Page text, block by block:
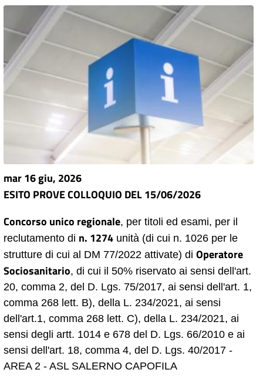
mar 16 giu, 2026
ESITO PROVE COLLOQUIO DEL 15/06/2026
Concorso unico regionale, per titoli ed esami, per il
reclutamento di n. 1274 unità (di cui n. 1026 per le
strutture di cui al DM 77/2022 attivate) di Operatore
Sociosanitario, di cui il 50% riservato ai sensi dell'art.
20, comma 2, del D. Lgs. 75/2017, ai sensi dell'art. 1,
comma 268 lett. B), della L. 234/2021, ai sensi
dell'art.1, comma 268 lett. C), della L. 234/2021, ai
sensi degli artt. 1014 e 678 del D. Lgs. 66/2010 e ai
sensi dell'art. 18, comma 4, del D. Lgs. 40/2017 -
AREA 2 - ASL SALERNO CAPOFILA